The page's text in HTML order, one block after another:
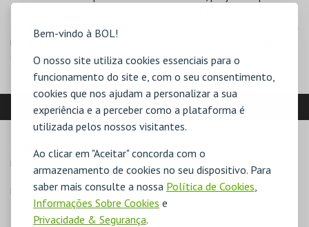
Bem-vindo à BOL!
O nosso site utiliza cookies essenciais para o
funcionamento do site e, com o seu consentimento,
cookies que nos ajudam a personalizar a sua
experiência e a perceber como a plataforma é
utilizada pelos nossos visitantes.
Ao clicar em "Aceitar" concorda com o
armazenamento de cookies no seu dispositivo. Para
saber mais consulte a nossa Política de Cookies,
Informações Sobre Cookies e
Privacidade & Segurança.
municipal, utilizada para sessões de cinema, teatro, dança e
concertos.
LOCALIZAÇÃO
MORADA
Rua João Luís Ricardo
7050-252 Montemor-o-Novo
Direcções para Cineteatro Curvo Semedo